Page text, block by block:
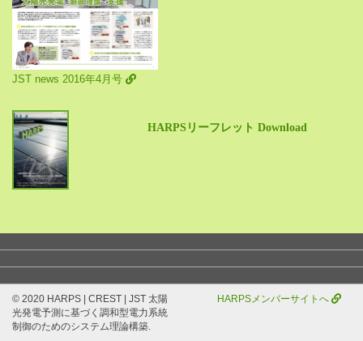
JST news 2016年4月号
HARPSリーフレット Download
© 2020 HARPS | CREST | JST 太陽
光発電予測に基づく調和型電力系統
制御のためのシステム理論構築.
HARPSメンバーサイトへ